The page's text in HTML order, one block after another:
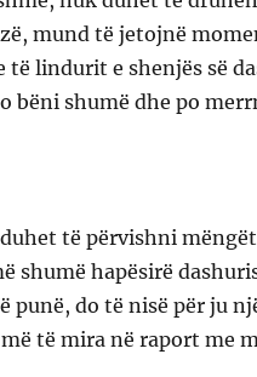
mund të jetojnë
të lindurit e shenjës së
bëni shumë dhe po
të përvishni
shumë hapësirë
punë, do të nisë për ju
të mira në raport me